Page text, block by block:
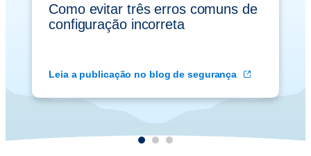
Como evitar três erros comuns de
configuração incorreta
Leia a publicação no blog de segurança